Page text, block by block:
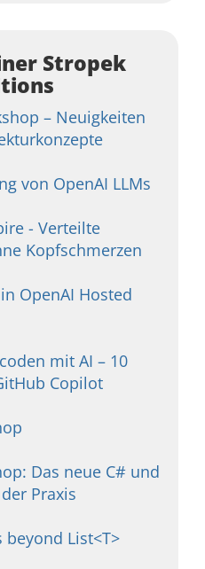
Stropek
– Neuigkeiten
von OpenAI LLMs
- Verteilte
Kopfschmerzen
OpenAI Hosted
mit AI – 10
Copilot
Das neue C# und
Praxis
beyond List<T>